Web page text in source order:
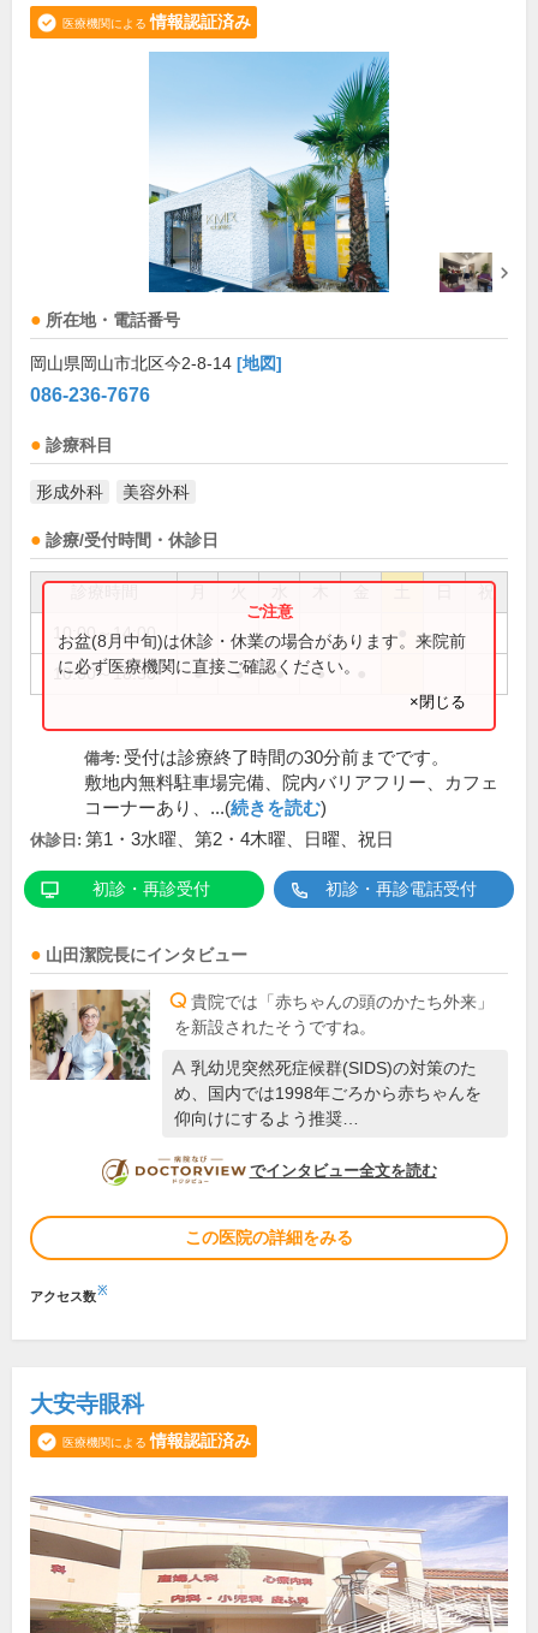
医療機関による 情報認証済み
所在地・電話番号
岡山県岡山市北区今2-8-14 [地図]
086-236-7676
診療科目
形成外科 美容外科
診療/受付時間・休診日
祝
10:00～14:00
10:00～18:30 ● ● ● ●
お盆(8月中旬)は休診・休業の場合があります。来院前
に必ず医療機関に直接ご確認ください。
×閉じる
備考: 受付は診療終了時間の30分前までです。
敷地内無料駐車場完備、院内バリアフリー、カフェ
コーナーあり、...(続きを読む)
休診日: 第1・3水曜、第2・4木曜、日曜、祝日
初診・再診受付 初診・再診電話受付
山田潔院長にインタビュー
貴院では「赤ちゃんの頭のかたち外来」
を新設されたそうですね。
乳幼児突然死症候群(SIDS)の対策のた
め、国内では1998年ごろから赤ちゃんを
仰向けにするよう推奨…
DOCTORVIEW
でインタビュー全文を読む
この医院の詳細をみる
アクセス数※
大安寺眼科
医療機関による 情報認証済み